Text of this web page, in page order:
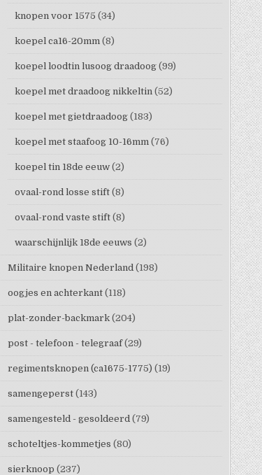
knopen voor 1575 (34)
koepel ca16-20mm (8)
koepel loodtin lusoog draadoog (99)
koepel met draadoog nikkeltin (52)
koepel met gietdraadoog (183)
koepel met staafoog 10-16mm (76)
koepel tin 18de eeuw (2)
ovaal-rond losse stift (8)
ovaal-rond vaste stift (8)
waarschijnlijk 18de eeuws (2)
Militaire knopen Nederland (198)
oogjes en achterkant (118)
plat-zonder-backmark (204)
post - telefoon - telegraaf (29)
regimentsknopen (ca1675-1775) (19)
samengeperst (143)
samengesteld - gesoldeerd (79)
schoteltjes-kommetjes (80)
sierknoop (237)